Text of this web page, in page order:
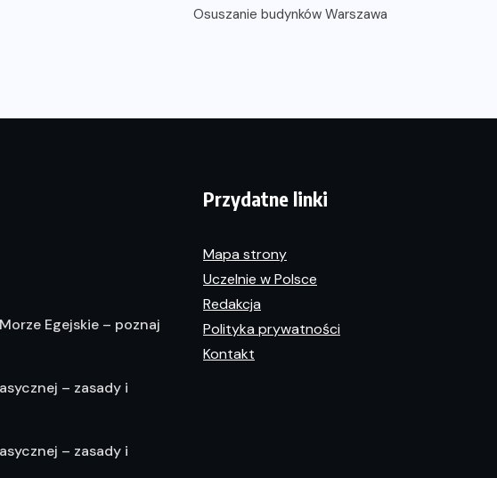
Osuszanie budynków Warszawa
Egejskie – poznaj
– zasady i
– zasady i
Przydatne linki
Mapa strony
Uczelnie w Polsce
Redakcja
Polityka prywatności
Kontakt